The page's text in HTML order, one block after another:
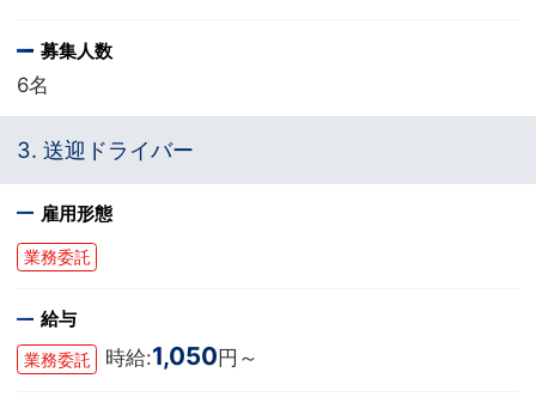
募集人数
6名
3. 送迎ドライバー
雇用形態
業務委託
給与
業務委託 時給:1,050 円～